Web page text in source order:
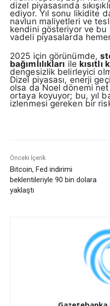
dizel piyasasında
ediyor. Yıl sonu likidite
navlun maliyetleri ve
kendini gösteriyor ve
vadeli piyasalarda
2025 için görünümde,
bağımlılıkları ile kısıtlı
dengesizlik belirleyici
Dizel piyasası, enerji
olsa da Noel dönemi net
ortaya koyuyor; bu, yıl
izlenmesi gereken bir
Önceki İçerik
Bitcoin, Fed indirimi
beklentileriyle 90 bin dolara
yaklaştı